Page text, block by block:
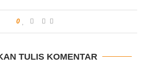
0
TULIS KOMENTAR